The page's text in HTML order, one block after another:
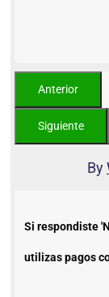
By
Si respondiste
utilizas pagos